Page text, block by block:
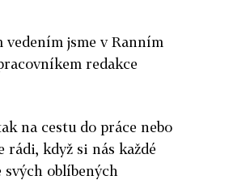
jsme v Ranním
redakce
na cestu do práce nebo
rádi, když si nás každé
oblíbených